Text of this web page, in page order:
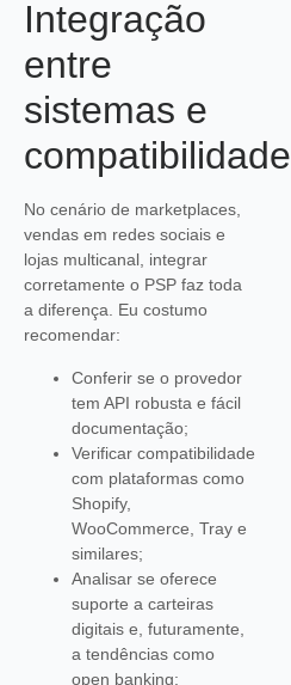
Integração
entre
sistemas e
compatibilidade
No cenário de marketplaces,
vendas em redes sociais e
lojas multicanal, integrar
corretamente o PSP faz toda
a diferença. Eu costumo
recomendar:
Conferir se o provedor
tem API robusta e fácil
documentação;
Verificar compatibilidade
com plataformas como
Shopify,
WooCommerce, Tray e
similares;
Analisar se oferece
suporte a carteiras
digitais e, futuramente,
a tendências como
open banking;